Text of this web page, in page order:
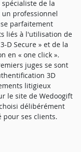
de la
professionnel
parfaitement
liés à l'utilisation de
D Secure » et de la
en « one click ».
juges se sont
3D
litigieux
le site de Wedoogift
délibérément
ses clients.